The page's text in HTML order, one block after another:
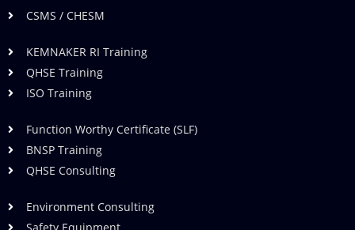
CSMS / CHESM
KEMNAKER RI Training
QHSE Training
ISO Training
Function Worthy Certificate (SLF)
BNSP Training
QHSE Consulting
Environment Consulting